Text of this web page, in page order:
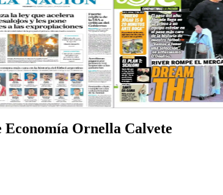
Economía Ornella Calvete